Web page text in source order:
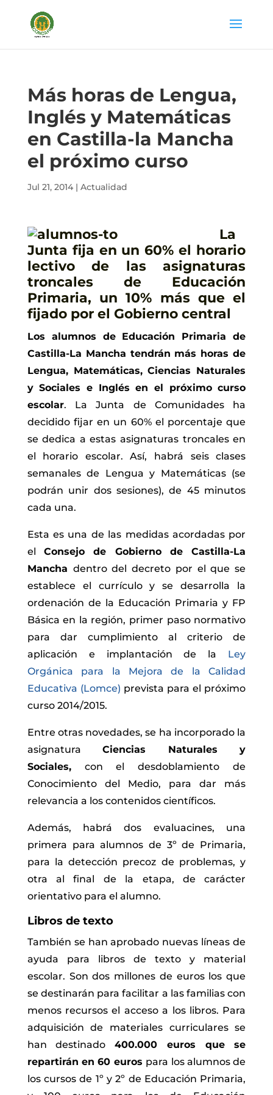
Más horas de Lengua,
Inglés y Matemáticas
en Castilla-la Mancha
el próximo curso
Jul 21, 2014| Actualidad
La
Junta fija en un 60% el horario
lectivo de las asignaturas
troncales de Educación
Primaria, un 10% más que el
fijado por el Gobierno central
Los alumnos de Educación Primaria de
Castilla-La Mancha tendrán más horas de
Lengua, Matemáticas, Ciencias Naturales
y Sociales e Inglés en el próximo curso
escolar. La Junta de Comunidades ha
decidido fijar en un 60% el porcentaje que
se dedica a estas asignaturas troncales en
el horario escolar. Así, habrá seis clases
semanales de Lengua y Matemáticas (se
podrán unir dos sesiones), de 45 minutos
cada una.
Esta es una de las medidas acordadas por
elConsejo de Gobierno de Castilla-La
Mancha dentro del decreto por el que se
establece el currículo y se desarrolla la
ordenación de la Educación Primaria y FP
Básica en la región, primer paso normativo
para dar cumplimiento al criterio de
aplicación e implantación de la Ley
Orgánica para la Mejora de la Calidad
Educativa (Lomce) prevista para el próximo
curso 2014/2015.
Entre otras novedades, se ha incorporado la
asignaturaCiencias Naturales y
Sociales,con el desdoblamiento de
Conocimiento del Medio, para dar más
relevancia a los contenidos científicos.
Además, habrá dos evaluacines, una
primera para alumnos de 3º de Primaria,
para la detección precoz de problemas, y
otra al final de la etapa, de carácter
orientativo para el alumno.
Libros de texto
También se han aprobado nuevas líneas de
ayuda para libros de texto y material
escolar. Son dos millones de euros los que
se destinarán para facilitar a las familias con
menos recursos el acceso a los libros. Para
adquisición de materiales curriculares se
han destinado400.000 euros que se
repartirán en 60 euros para los alumnos de
los cursos de 1º y 2º de Educación Primaria,